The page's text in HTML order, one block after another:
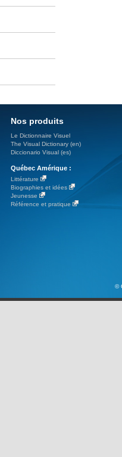
Nos produits
Le Dictionnaire Visuel
The Visual Dictionary (en)
Diccionario Visual (es)
Québec Amérique :
Littérature
Biographies et idées
Jeunesse
Référence et pratique
©